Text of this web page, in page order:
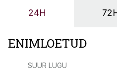
24H
ENIMLOETUD
SUUR LUGU